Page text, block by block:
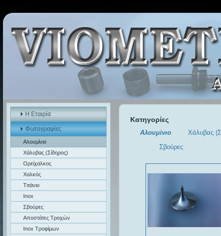
Η Εταιρία
Φωτογραφίες
Αλουμίνιο
Χάλυβας (Σίδηρος)
Ορείχαλκος
Χαλκός
Τιτάνιο
Inox
Σβούρες
Αποστάτες Τροχών
Inox Τροφίμων
Κατηγορίες
Αλουμίνιο
Χάλυβας
Σβούρες